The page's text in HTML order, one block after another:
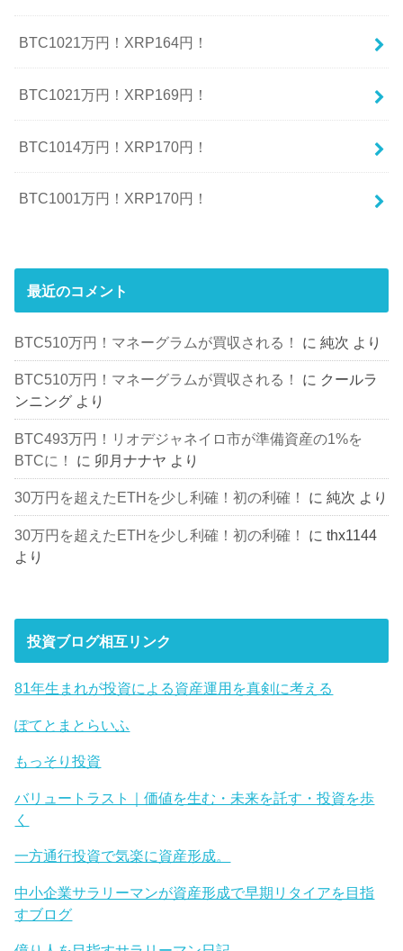
BTC1021万円！XRP164円！
BTC1021万円！XRP169円！
BTC1014万円！XRP170円！
BTC1001万円！XRP170円！
最近のコメント
BTC510万円！マネーグラムが買収される！ に純次 より
BTC510万円！マネーグラムが買収される！ に クールラ
ンニング より
BTC493万円！リオデジャネイロ市が準備資産の1%を
BTCに！
に 卯月ナナヤ より
30万円を超えたETHを少し利確！初の利確！ に純次 より
30万円を超えたETHを少し利確！初の利確！ にthx1144
より
投資ブログ相互リンク
81年生まれが投資による資産運用を真剣に考える
ぽてとまとらいふ
もっそり投資
バリュートラスト｜価値を生む・未来を託す・投資を歩
く
一方通行投資で気楽に資産形成。
中小企業サラリーマンが資産形成で早期リタイアを目指
すブログ